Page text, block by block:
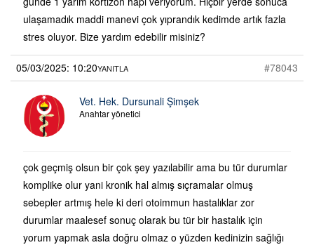
ulaşamadık maddi manevi çok yıprandık kedimde artık fazla
stres oluyor. Bize yardım edebilir misiniz?
05/03/2025: 10:20 #78043
YANITLA
Vet. Hek. Dursunali Şimşek
Anahtar yönetici
çok geçmiş olsun bir çok şey yazılabilir ama bu tür durumlar
komplike olur yani kronik hal almış sıçramalar olmuş
sebepler artmış hele ki deri otoimmun hastalıklar zor
durumlar maalesef sonuç olarak bu tür bir hastalık için
yorum yapmak asla doğru olmaz o yüzden kedinizin sağlığı